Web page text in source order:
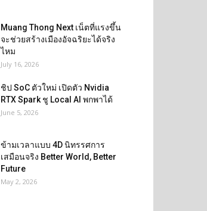
Muang Thong Next เน็ตที่แรงขึ้น
จะช่วยสร้างเมืองอัจฉริยะได้จริง
ไหม
July 16, 2026
ชิป SoC ตัวใหม่ เปิดตัว Nvidia
RTX Spark ชู Local AI พกพาได้
June 5, 2026
ข้ามเวลาแบบ 4D นิทรรศการ
เสมือนจริง Better World, Better
Future
May 2, 2026